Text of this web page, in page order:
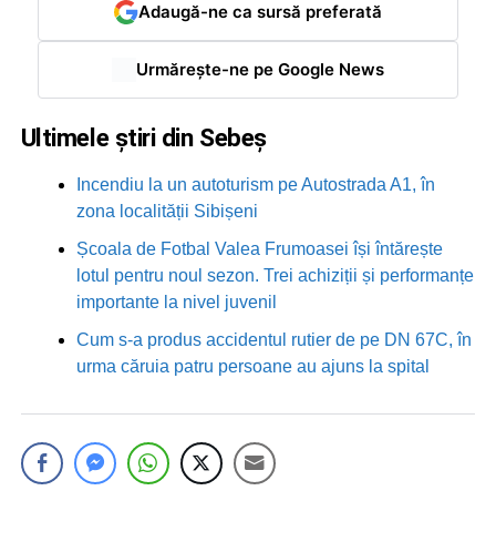
Adaugă-ne ca sursă preferată
Urmărește-ne pe Google News
Ultimele știri din Sebeș
Incendiu la un autoturism pe Autostrada A1, în
zona localității Sibișeni
Școala de Fotbal Valea Frumoasei își întărește
lotul pentru noul sezon. Trei achiziții și performanțe
importante la nivel juvenil
Cum s-a produs accidentul rutier de pe DN 67C, în
urma căruia patru persoane au ajuns la spital